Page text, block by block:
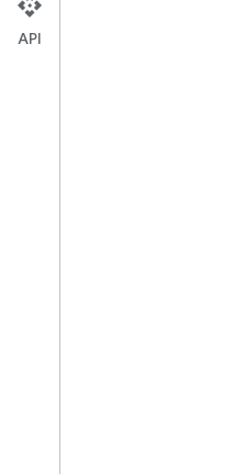
ভূমিকা
শুরু করুন
API